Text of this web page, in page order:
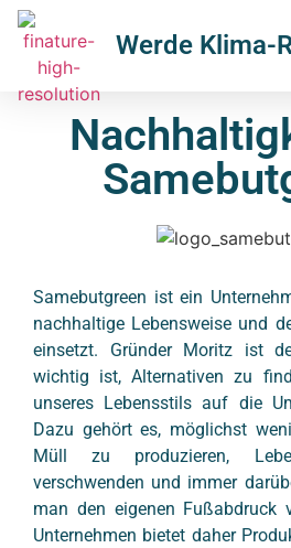
Werde Klima-
Samebutgreen ist ein
nachhaltige Lebensweise und
einsetzt. Gründer Moritz ist
wichtig ist, Alternativen zu
unseres Lebensstils auf die
Dazu gehört es, möglichst
Müll zu produzieren,
verschwenden und immer
man den eigenen Fußabdruck
Unternehmen bietet daher